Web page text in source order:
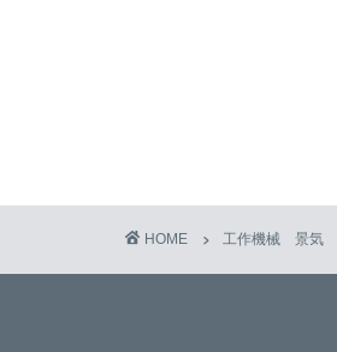
HOME 工作機械 景気